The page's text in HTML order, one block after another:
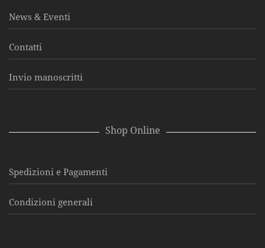
News & Eventi
Contatti
Invio manoscritti
Shop Online
Spedizioni e Pagamenti
Condizioni generali